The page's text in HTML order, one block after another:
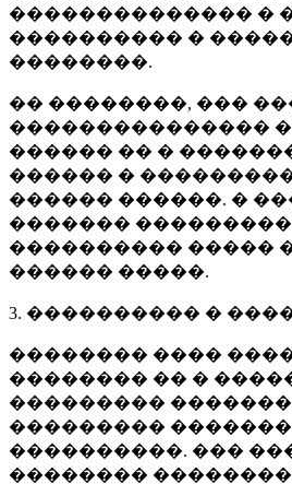
�������������� �
���������� �
��������.
�� ��������, ���
���������������
������ �� �
������ �
������ ������. �
�������
���������� �����
������ �����.
3. ���������� �
�������� ����
�������� �� �
���������
���������
����������. ���
��������